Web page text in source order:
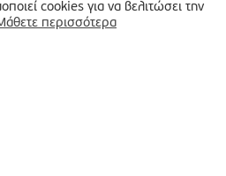
cookies για να βελιτώσει την
περισσότερα